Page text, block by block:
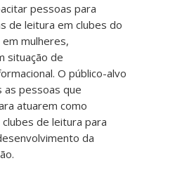
pessoas para
de leitura em clubes do
mulheres,
situação de
O público-alvo
as pessoas que
atuarem como
de leitura para
da